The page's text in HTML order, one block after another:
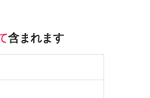
含まれます